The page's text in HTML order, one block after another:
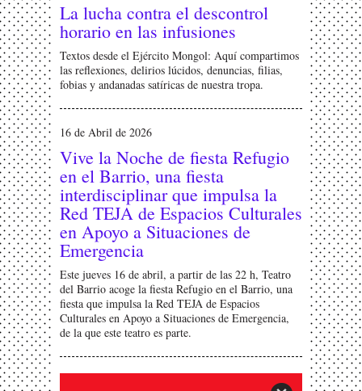
La lucha contra el descontrol
horario en las infusiones
Textos desde el Ejército Mongol: Aquí compartimos
las reflexiones, delirios lúcidos, denuncias, filias,
fobias y andanadas satíricas de nuestra tropa.
16 de Abril de 2026
Vive la Noche de fiesta Refugio
en el Barrio, una fiesta
interdisciplinar que impulsa la
Red TEJA de Espacios Culturales
en Apoyo a Situaciones de
Emergencia
Este jueves 16 de abril, a partir de las 22 h, Teatro
del Barrio acoge la fiesta Refugio en el Barrio, una
fiesta que impulsa la Red TEJA de Espacios
Culturales en Apoyo a Situaciones de Emergencia,
de la que este teatro es parte.